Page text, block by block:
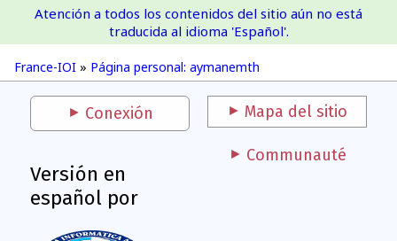
France-IOI
France-IOI » Página personal: aymanemth
Atención a todos los contenidos del sitio aún no está
traducida al idioma 'Español'.
Conexión Mapa del sitio
Versión en
español por
Communauté